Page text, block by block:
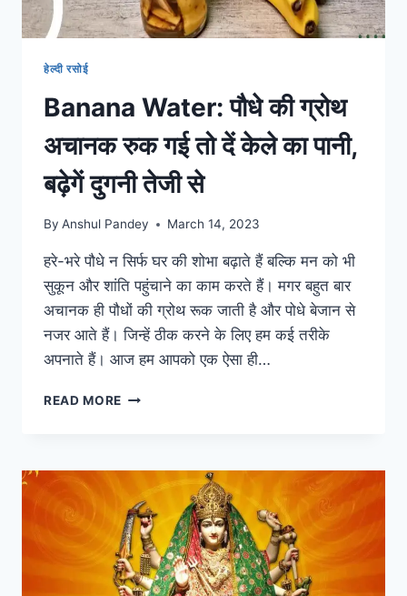
हेल्दी रसोई
Banana Water: पौधे की ग्रोथ
अचानक रुक गई तो दें केले का पानी,
बढ़ेगें दुगनी तेजी से
By Anshul Pandey March 14, 2023
हरे-भरे पौधे न सिर्फ घर की शोभा बढ़ाते हैं बल्कि मन को भी
सुकून और शांति पहुंचाने का काम करते हैं। मगर बहुत बार
अचानक ही पौधों की ग्रोथ रूक जाती है और पोधे बेजान से
नजर आते हैं। जिन्हें ठीक करने के लिए हम कई तरीके
अपनाते हैं। आज हम आपको एक ऐसा ही…
READ MORE BANANA
ग्रोथ
अचानक
रुक
गई
तो
दें
केले